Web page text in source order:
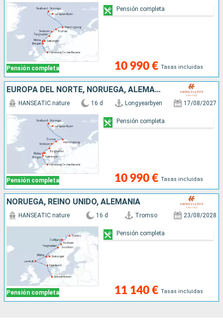
Pensión completa 10 990 € Tasas incluidas
Pensión completa
EUROPA DEL NORTE, NORUEGA, ALEMANIA
Pensión completa
HANSEATIC nature 16 d Longyearbyen 17/08/2027
10 990 € Tasas incluidas
Pensión completa
NORUEGA, REINO UNIDO, ALEMANIA
Pensión completa
HANSEATIC nature 16 d Tromso 23/08/2028
11 140 € Tasas incluidas
Pensión completa